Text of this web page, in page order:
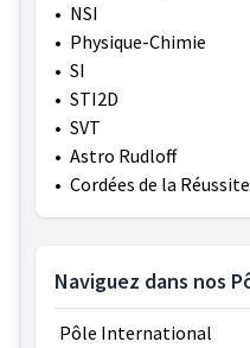
• NSI
• Physique-Chimie
• SI
• STI2D
• SVT
• Astro Rudloff
• Cordées de la Réussite
Naviguez dans nos
Pôle International